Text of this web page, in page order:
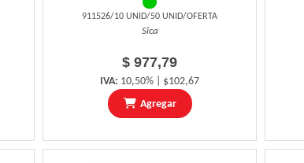
911526/10 UNID/50 UNID/OFERTA
Sica
$ 977,79
IVA: 10,50% | $102,67
Agregar